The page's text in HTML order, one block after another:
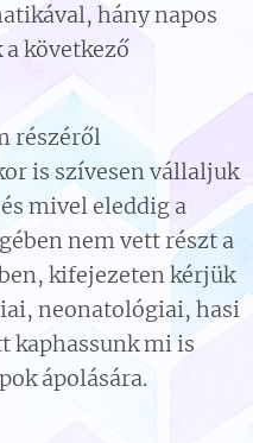
hány napos
a következő
részéről
is szívesen vállaljuk
mivel eleddig a
nem vett részt a
kifejezeten kérjük
neonatológiai, hasi
kaphassunk mi is
ápolására.